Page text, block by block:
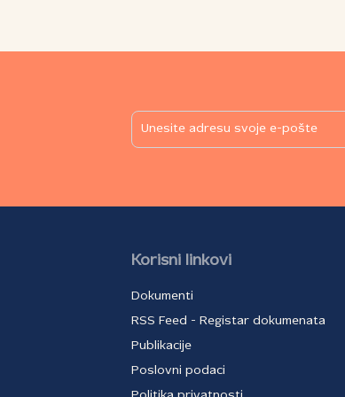
zaštite infrastrukture u Srbiji. Tokom
trajanja vežbe identifikuju se pretnje iz
sajber prostora, simuliraju procesi razmene
incidente, što u konačnici povećava
koje
su
Korisni linkovi
Dokumenti
RSS Feed - Registar dokumenata
Publikacije
Poslovni podaci